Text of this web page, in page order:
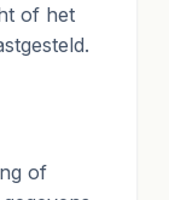
of het
of